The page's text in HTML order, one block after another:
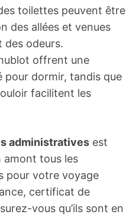
toilettes peuvent être
des allées et venues
des odeurs.
offrent une
pour dormir, tandis que
facilitent les
administratives est
amont tous les
pour votre voyage
certificat de
vous qu’ils sont en